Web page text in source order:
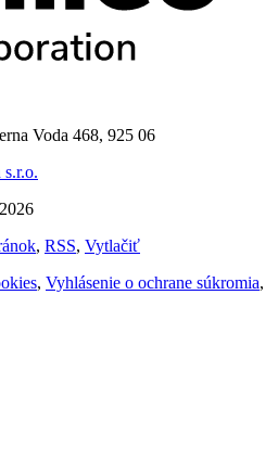
Voda 468, 925 06
, RSS, Vytlačiť
, Vyhlásenie o ochrane súkromia,